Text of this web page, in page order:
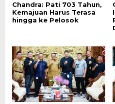
Chandra: Pati 703 Tahun,
Kemajuan Harus Terasa
hingga ke Pelosok